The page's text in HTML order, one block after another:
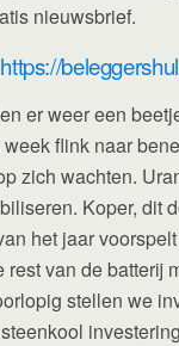
nieuwsbrief.
https://
er weer een
flink naar
zich wachten.
Koper, dit
het jaar
rest van de batterij
stellen we